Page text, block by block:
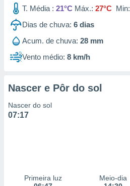
T. Média : 21°C Máx.: 27°C Min:
Dias de chuva: 6 dias
Acum. de chuva: 28 mm
Vento médio: 8 km/h
Nascer e Pôr do sol
Nascer do sol
07:17
Primeira luz
Meio-dia